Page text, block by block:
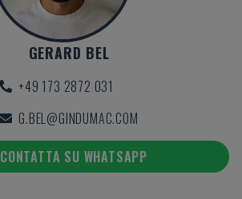
GERARD BEL
+49 173 2872 031
G.BEL@GINDUMAC.COM
CONTATTA SU WHATSAPP